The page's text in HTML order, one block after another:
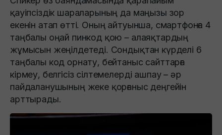
қауіпсіздік шараларының да маңызы зор
екенін атап өтті. Оның айтуынша, смартфонға 4
таңбалы оңай пинкод қою – алаяқтардың
жұмысын жеңілдетеді. Сондықтан күрделі 6
таңбалы код орнату, бейтаныс сайттарға
кірмеу, белгісіз сілтемелерді ашпау – әр
пайдаланушының жеке қорғаныс деңгейін
арттырады.